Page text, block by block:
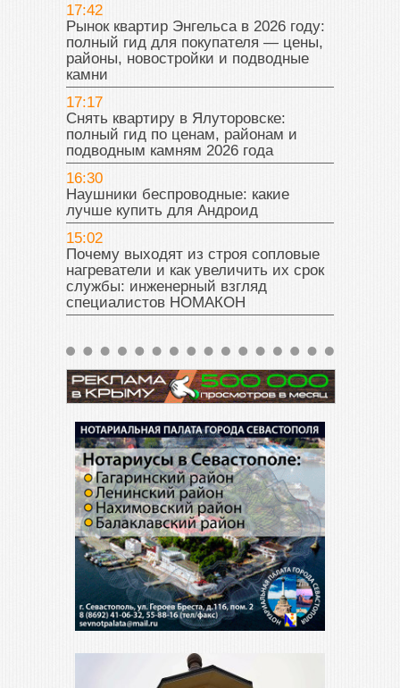
17:42
Рынок квартир Энгельса в 2026 году:
полный гид для покупателя — цены,
районы, новостройки и подводные
камни
17:17
Снять квартиру в Ялуторовске:
полный гид по ценам, районам и
подводным камням 2026 года
16:30
Наушники беспроводные: какие
лучше купить для Андроид
15:02
Почему выходят из строя сопловые
нагреватели и как увеличить их срок
службы: инженерный взгляд
специалистов НОМАКОН